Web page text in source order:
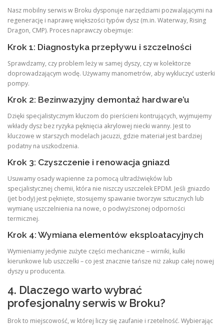
Nasz mobilny serwis w Broku dysponuje narzędziami pozwalającymi na
regenerację i naprawę większości typów dysz (m.in. Waterway, Rising
Dragon, CMP). Proces naprawczy obejmuje:
Krok 1: Diagnostyka przepływu i szczelności
Sprawdzamy, czy problem leży w samej dyszy, czy w kolektorze
doprowadzającym wodę. Używamy manometrów, aby wykluczyć usterki
pompy.
Krok 2: Bezinwazyjny demontaż hardware’u
Dzięki specjalistycznym kluczom do pierścieni kontrujących, wyjmujemy
wkłady dysz bez ryzyka pęknięcia akrylowej niecki wanny. Jest to
kluczowe w starszych modelach jacuzzi, gdzie materiał jest bardziej
podatny na uszkodzenia.
Krok 3: Czyszczenie i renowacja gniazd
Usuwamy osady wapienne za pomocą ultradźwięków lub
specjalistycznej chemii, która nie niszczy uszczelek EPDM. Jeśli gniazdo
(jet body) jest pęknięte, stosujemy spawanie tworzyw sztucznych lub
wymianę uszczelnienia na nowe, o podwyższonej odporności
termicznej.
Krok 4: Wymiana elementów eksploatacyjnych
Wymieniamy jedynie zużyte części mechaniczne – wirniki, kulki
kierunkowe lub uszczelki – co jest znacznie tańsze niż zakup całej nowej
dyszy u producenta.
4. Dlaczego warto wybrać
profesjonalny serwis w Broku?
Brok to miejscowość, w której liczy się zaufanie i rzetelność. Wybierając